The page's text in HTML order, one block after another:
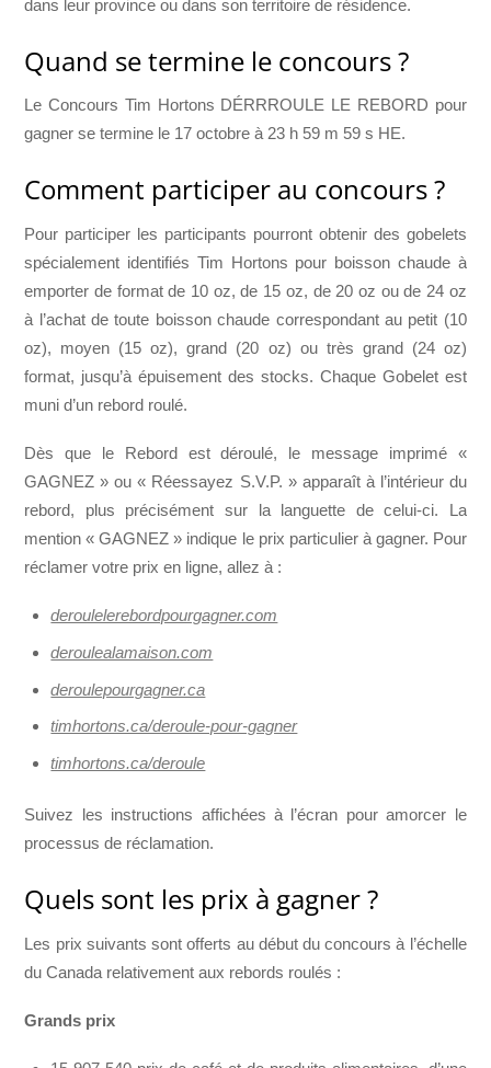
dans leur province ou dans son territoire de résidence.
Quand se termine le concours ?
Le Concours Tim Hortons DÉRRROULE LE REBORD pour
gagner se termine le 17 octobre à 23 h 59 m 59 s HE.
Comment participer au concours ?
Pour participer les participants pourront obtenir des gobelets
spécialement identifiés Tim Hortons pour boisson chaude à
emporter de format de 10 oz, de 15 oz, de 20 oz ou de 24 oz
à l’achat de toute boisson chaude correspondant au petit (10
oz), moyen (15 oz), grand (20 oz) ou très grand (24 oz)
format, jusqu’à épuisement des stocks. Chaque Gobelet est
muni d’un rebord roulé.
Dès que le Rebord est déroulé, le message imprimé «
GAGNEZ » ou « Réessayez S.V.P. » apparaît à l’intérieur du
rebord, plus précisément sur la languette de celui-ci. La
mention « GAGNEZ » indique le prix particulier à gagner. Pour
réclamer votre prix en ligne, allez à :
deroulelerebordpourgagner.com
deroulealamaison.com
deroulepourgagner.ca
timhortons.ca/deroule-pour-gagner
timhortons.ca/deroule
Suivez les instructions affichées à l’écran pour amorcer le
processus de réclamation.
Quels sont les prix à gagner ?
Les prix suivants sont offerts au début du concours à l’échelle
du Canada relativement aux rebords roulés :
Grands prix